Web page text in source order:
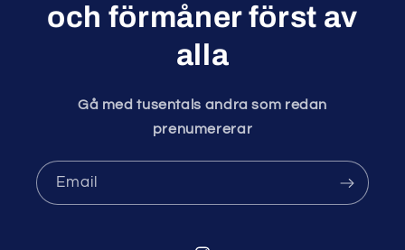
och förmåner först av
alla
Gå med tusentals andra som redan
prenumererar
Email